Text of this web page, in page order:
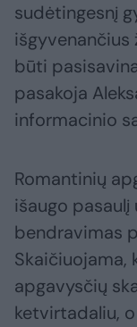
sudėtingesnį
išgyvenančius
būti
pasakoja
informacinio
Romantinių
išaugo
bendravimas
Skaičiuojama,
apgavysčių
ketvirtadaliu,